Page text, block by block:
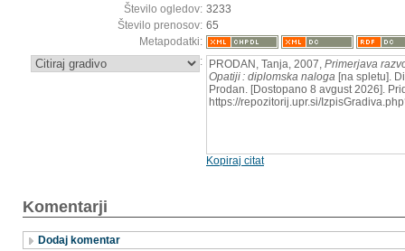
Število ogledov: 3233
Število prenosov: 65
Metapodatki:
: PRODAN, Tanja, 2007, Primerjava
Opatiji : diplomska naloga [na spletu].
Prodan. [Dostopano 8 avgust 2026].
https://repozitorij.upr.si/
Kopiraj citat
Komentarji
Dodaj komentar